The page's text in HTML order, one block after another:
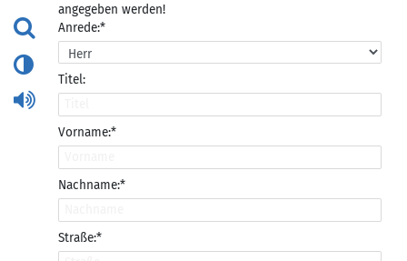
angegeben werden!
Anrede:*
Titel:
Vorname:*
Nachname:*
Straße:*